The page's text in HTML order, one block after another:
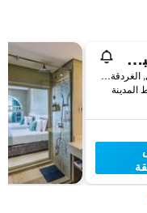
فندق شتيجنبرجر الداو بيتش
طريق يوسف عفيفي, الغردقة, مصر